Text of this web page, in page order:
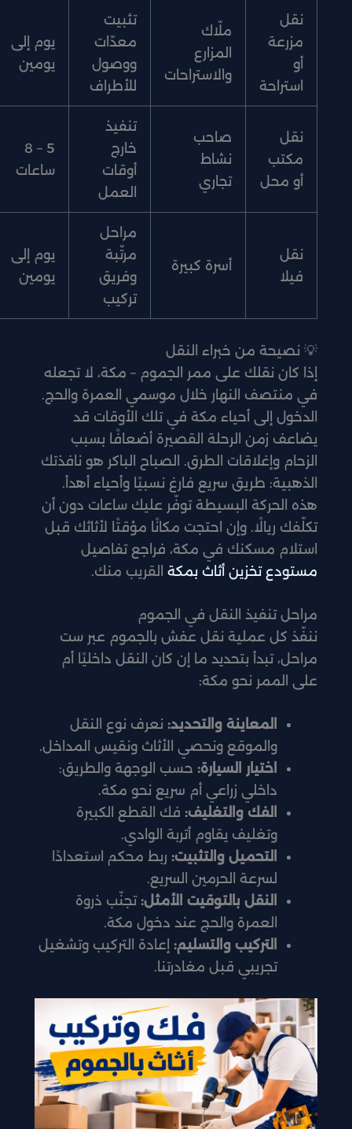
نقل
مزرعة
استراحة
ملّاك
المزارع
والاستراحات
تثبيت
معدّات
ووصول
للأطراف
يوم إلى
يومين
نقل
مكتب
أو محل
صاحب
نشاط
تجاري
تنفيذ
خارج
أوقات
العمل
5 – 8
ساعات
نقل
فيلا
أسرة كبيرة
مراحل
مرتّبة
وفريق
تركيب
يوم إلى
يومين
💡 نصيحة من خبراء النقل
إذا كان نقلك على ممر الجموم – مكة، لا تجعله
في منتصف النهار خلال موسمي العمرة والحج.
الدخول إلى أحياء مكة في تلك الأوقات قد
يضاعف زمن الرحلة القصيرة أضعافًا بسبب
الزحام وإغلاقات الطرق. الصباح الباكر هو نافذتك
الذهبية: طريق سريع فارغ نسبيًا وأحياء أهدأ.
هذه الحركة البسيطة توفّر عليك ساعات دون أن
تكلّفك ريالًا. وإن احتجت مكانًا مؤقتًا لأثاثك قبل
استلام مسكنك في مكة، فراجع تفاصيل
مستودع تخزين أثاث بمكةالقريب منك.
مراحل تنفيذ النقل في الجموم
ننفّذ كل عملية نقل عفش بالجموم عبر ست
مراحل، تبدأ بتحديد ما إن كان النقل داخليًا أم
على الممر نحو مكة:
المعاينة والتحديد:نعرف نوع النقل
والموقع ونحصي الأثاث ونقيس المداخل.
اختيار السيارة:حسب الوجهة والطريق:
داخلي زراعي أم سريع نحو مكة.
الفك والتغليف:فك القطع الكبيرة
وتغليف يقاوم أتربة الوادي.
التحميل والتثبيت:ربط محكم استعدادًا
لسرعة الحرمين السريع.
النقل بالتوقيت الأمثل:تجنّب ذروة
العمرة والحج عند دخول مكة.
التركيب والتسليم:إعادة التركيب وتشغيل
تجريبي قبل مغادرتنا.